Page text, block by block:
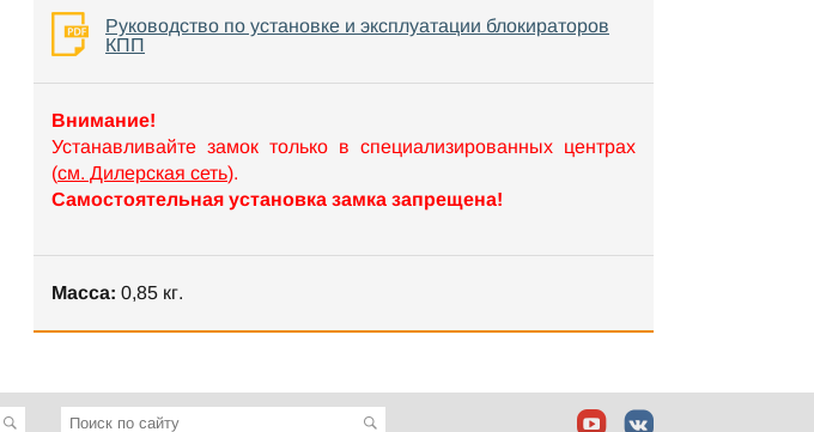
Руководство по установке и эксплуатации блокираторов
КПП
Внимание!
Устанавливайте замок только в специализированных центрах
(см. Дилерская сеть).
Самостоятельная установка замка запрещена!
Масса: 0,85 кг.